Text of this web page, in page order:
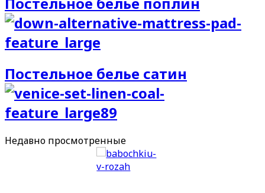
Постельное белье сатин
Недавно просмотренные